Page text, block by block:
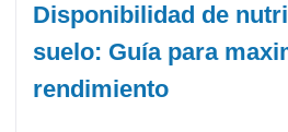
Disponibilidad de
suelo: Guía para
rendimiento